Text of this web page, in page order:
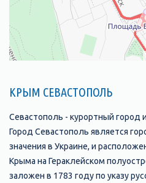
КРЫМ СЕВАСТОПОЛЬ
Севастополь - курортный город
Город Севастополь является
значения в Украине, и
Крыма на Гераклейском
заложен в 1783 году по указу